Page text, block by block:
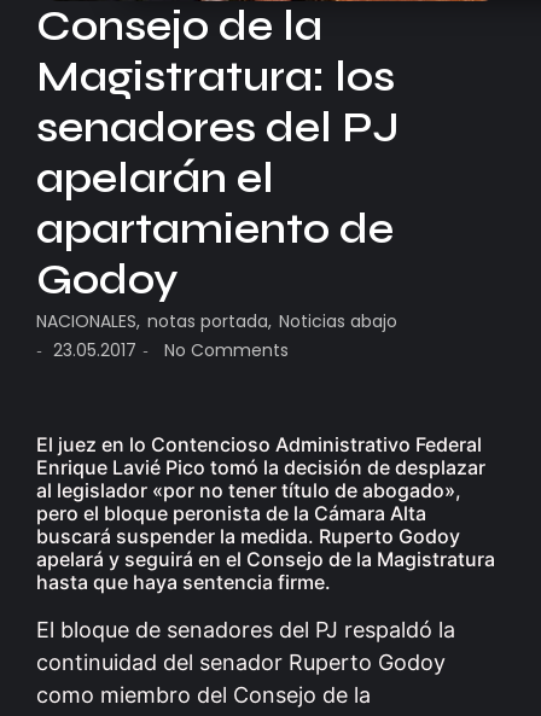
Consejo de la
Magistratura: los
senadores del PJ
apelarán el
apartamiento de
Godoy
NACIONALES, notas portada, Noticias abajo
- 23.05.2017 - No Comments
El juez en lo Contencioso Administrativo Federal
Enrique Lavié Pico tomó la decisión de desplazar
al legislador «por no tener título de abogado»,
pero el bloque peronista de la Cámara Alta
buscará suspender la medida. Ruperto Godoy
apelará y seguirá en el Consejo de la Magistratura
hasta que haya sentencia firme.
El bloque de senadores del PJ respaldó la
continuidad del senador Ruperto Godoy
como miembro del Consejo de la